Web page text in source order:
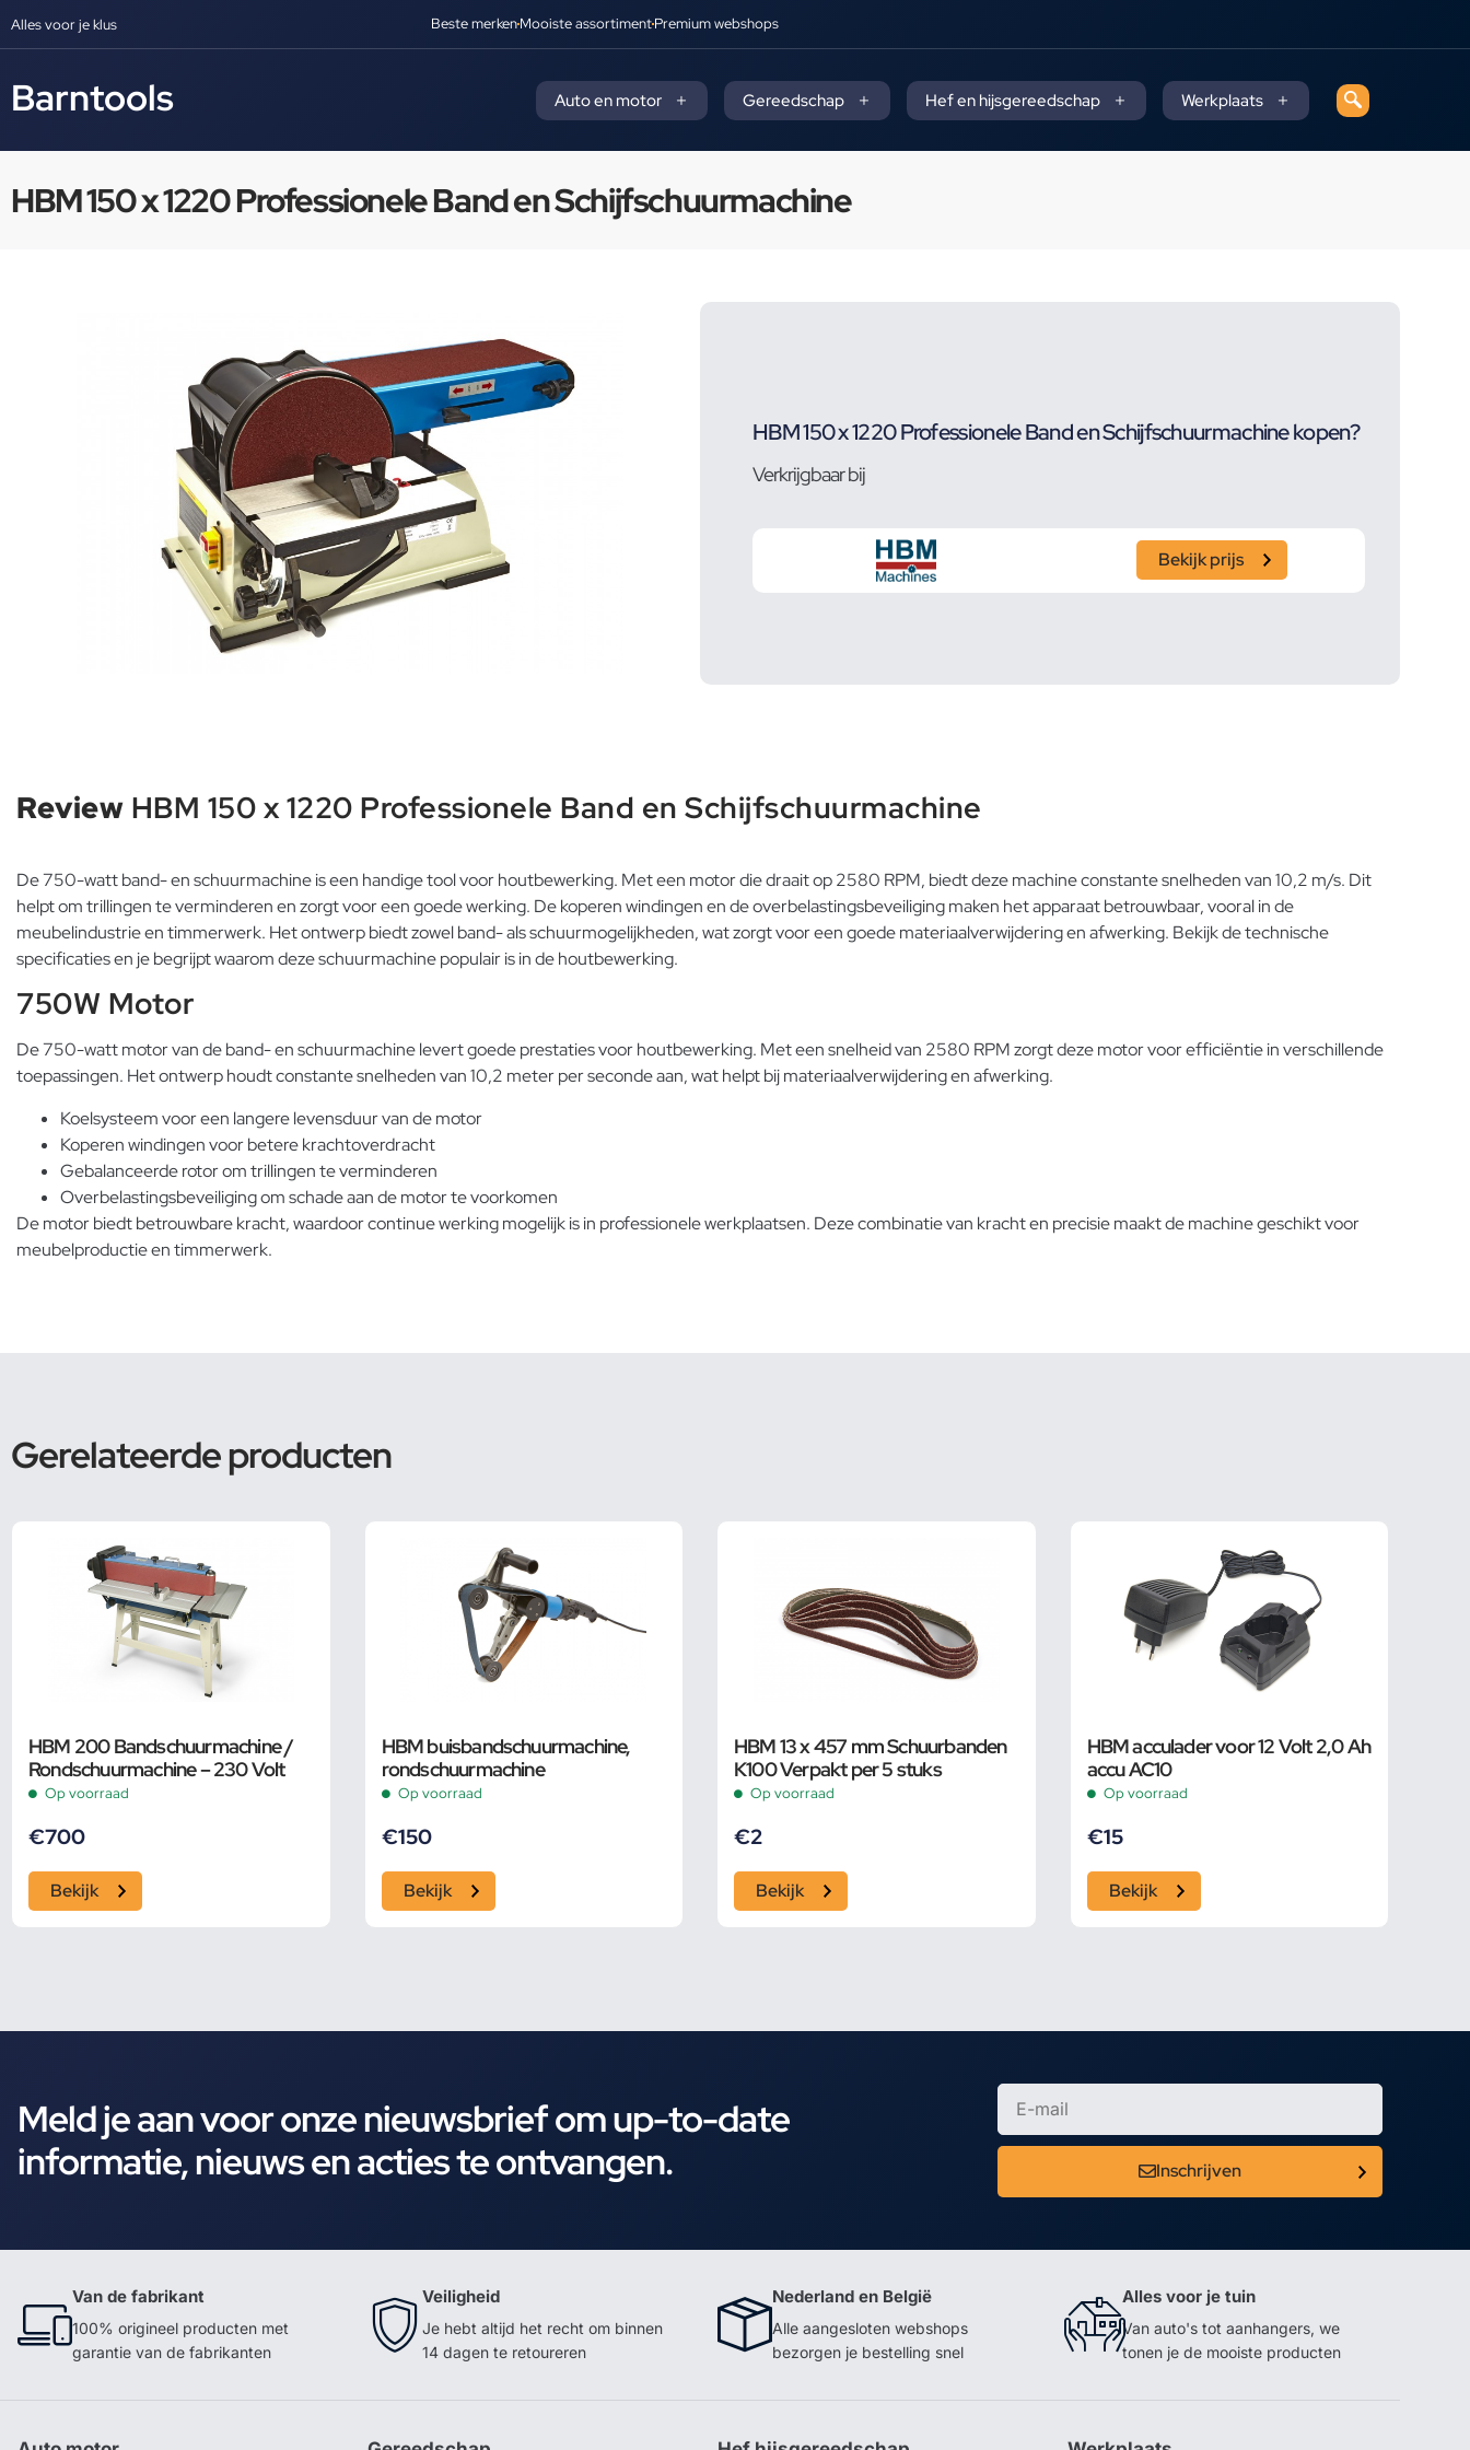
Alles voor je klus Beste merkenMooiste assortimentPremium webshops
Barntools Auto en motor Gereedschap Hef en hijsgereedschap Werkplaats
HBM 150 x 1220 Professionele Band en Schijfschuurmachine
HBM 150 x 1220 Professionele Band en Schijfschuurmachine kopen?
Verkrijgbaar bij
Bekijk prijs
Review HBM 150 x 1220 Professionele Band en Schijfschuurmachine
De 750-watt band- en schuurmachine is een handige tool voor houtbewerking. Met een motor die draait op 2580 RPM, biedt deze machine constante snelheden van 10,2 m/s. Dit
helpt om trillingen te verminderen en zorgt voor een goede werking. De koperen windingen en de overbelastingsbeveiliging maken het apparaat betrouwbaar, vooral in de
meubelindustrie en timmerwerk. Het ontwerp biedt zowel band- als schuurmogelijkheden, wat zorgt voor een goede materiaalverwijdering en afwerking. Bekijk de technische
specificaties en je begrijpt waarom deze schuurmachine populair is in de houtbewerking.
750W Motor
De 750-watt motor van de band- en schuurmachine levert goede prestaties voor houtbewerking. Met een snelheid van 2580 RPM zorgt deze motor voor efficiëntie in verschillende
toepassingen. Het ontwerp houdt constante snelheden van 10,2 meter per seconde aan, wat helpt bij materiaalverwijdering en afwerking.
Koelsysteem voor een langere levensduur van de motor
Koperen windingen voor betere krachtoverdracht
Gebalanceerde rotor om trillingen te verminderen
Overbelastingsbeveiliging om schade aan de motor te voorkomen
De motor biedt betrouwbare kracht, waardoor continue werking mogelijk is in professionele werkplaatsen. Deze combinatie van kracht en precisie maakt de machine geschikt voor
meubelproductie en timmerwerk.
Gerelateerde producten
HBM 200 Bandschuurmachine /
Rondschuurmachine – 230 Volt
Op voorraad
€700
Bekijk
HBM buisbandschuurmachine,
rondschuurmachine
Op voorraad
€150
Bekijk
HBM 13 x 457 mm Schuurbanden
K100 Verpakt per 5 stuks
Op voorraad
€2
Bekijk
HBM acculader voor 12 Volt 2,0 Ah
accu AC10
Op voorraad
€15
Bekijk
Meld je aan voor onze nieuwsbrief om up-to-date
informatie, nieuws en acties te ontvangen.
Inschrijven
Van de fabrikant
100% origineel producten met
garantie van de fabrikanten
Veiligheid
Je hebt altijd het recht om binnen
14 dagen te retoureren
Nederland en België
Alle aangesloten webshops
bezorgen je bestelling snel
Alles voor je tuin
Van auto's tot aanhangers, we
tonen je de mooiste producten